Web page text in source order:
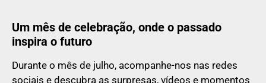
Um mês de celebração, onde o passado
inspira o futuro
Durante o mês de julho, acompanhe-nos nas redes
sociais e descubra as surpresas, vídeos e momentos